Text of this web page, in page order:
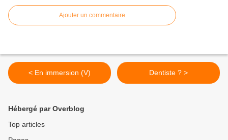
Ajouter un commentaire
< En immersion (V) Dentiste ? >
Hébergé par Overblog
Top articles